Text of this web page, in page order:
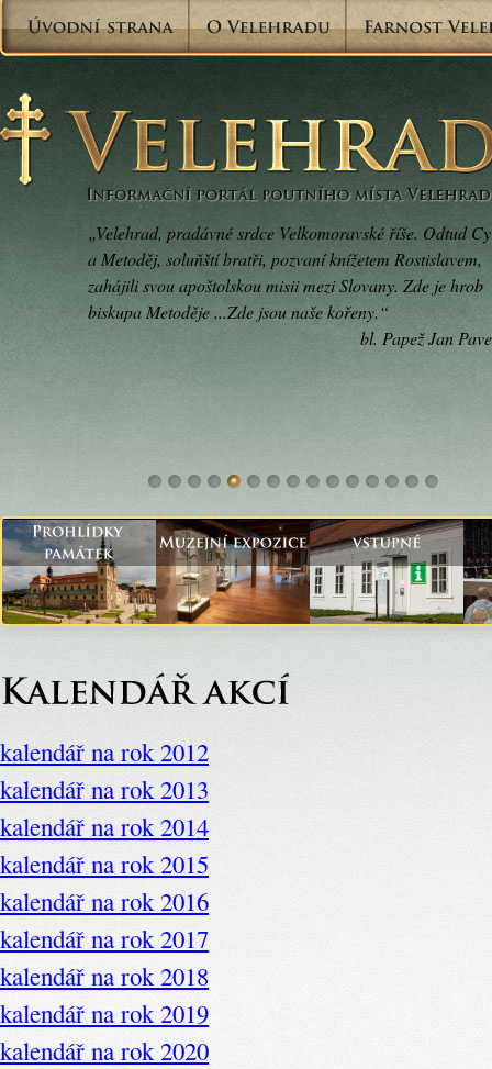
„Velehrad, pradávné srdce Velkomoravské říše. Odtud
a Metoděj, soluňští bratři, pozvaní knížetem Rostislavem,
zahájili svou apoštolskou misii mezi Slovany. Zde je hrob
biskupa Metoděje ...Zde jsou naše kořeny.“
bl. Papež Jan
kalendář na rok 2012
kalendář na rok 2013
kalendář na rok 2014
kalendář na rok 2015
kalendář na rok 2016
kalendář na rok 2017
kalendář na rok 2018
kalendář na rok 2019
kalendář na rok 2020